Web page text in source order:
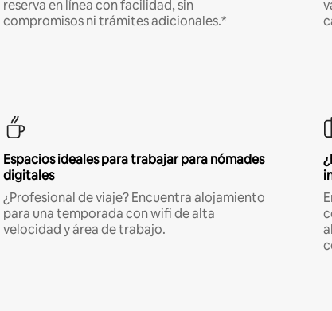
reserva en línea con facilidad, sin
compromisos ni trámites adicionales.*
Espacios ideales para trabajar para nómades
digitales
¿Profesional de viaje? Encuentra alojamiento
para una temporada con wifi de alta
velocidad y área de trabajo.